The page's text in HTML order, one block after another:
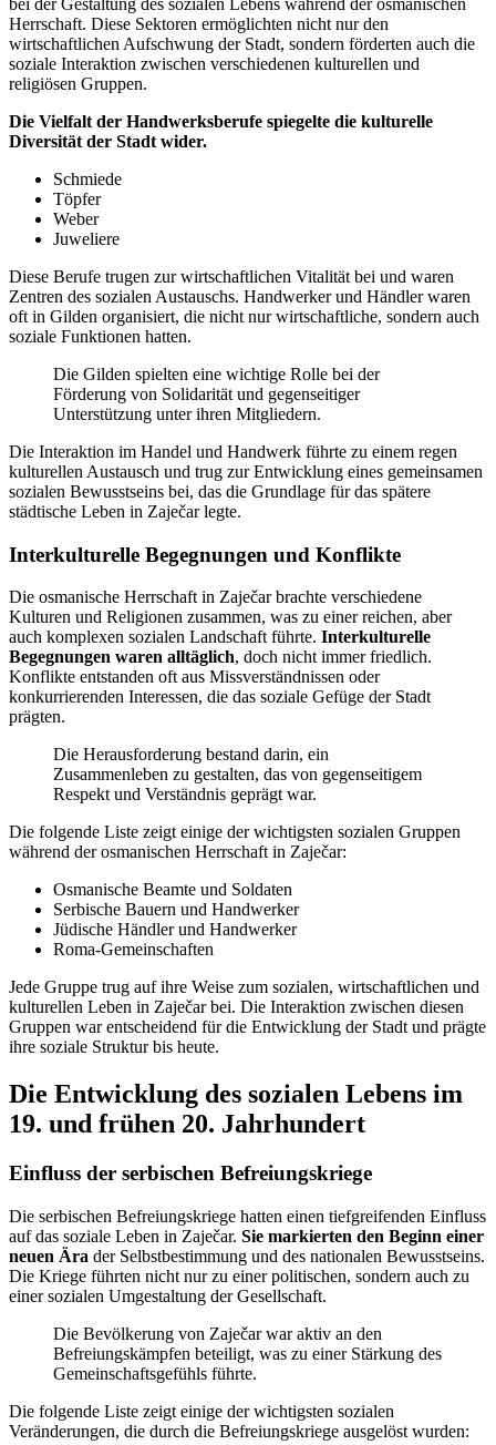
Herrschaft. Diese Sektoren ermöglichten nicht nur den
wirtschaftlichen Aufschwung der Stadt, sondern förderten auch die
soziale Interaktion zwischen verschiedenen kulturellen und
religiösen Gruppen.
Die Vielfalt der Handwerksberufe spiegelte die kulturelle
Diversität der Stadt wider.
Schmiede
Töpfer
Weber
Juweliere
Diese Berufe trugen zur wirtschaftlichen Vitalität bei und waren
Zentren des sozialen Austauschs. Handwerker und Händler waren
oft in Gilden organisiert, die nicht nur wirtschaftliche, sondern auch
soziale Funktionen hatten.
Die Gilden spielten eine wichtige Rolle bei der
Förderung von Solidarität und gegenseitiger
Unterstützung unter ihren Mitgliedern.
Die Interaktion im Handel und Handwerk führte zu einem regen
kulturellen Austausch und trug zur Entwicklung eines gemeinsamen
sozialen Bewusstseins bei, das die Grundlage für das spätere
städtische Leben in Zaječar legte.
Interkulturelle Begegnungen und Konflikte
Die osmanische Herrschaft in Zaječar brachte verschiedene
Kulturen und Religionen zusammen, was zu einer reichen, aber
auch komplexen sozialen Landschaft führte. Interkulturelle
Begegnungen waren alltäglich, doch nicht immer friedlich.
Konflikte entstanden oft aus Missverständnissen oder
konkurrierenden Interessen, die das soziale Gefüge der Stadt
prägten.
Die Herausforderung bestand darin, ein
Zusammenleben zu gestalten, das von gegenseitigem
Respekt und Verständnis geprägt war.
Die folgende Liste zeigt einige der wichtigsten sozialen Gruppen
während der osmanischen Herrschaft in Zaječar:
Osmanische Beamte und Soldaten
Serbische Bauern und Handwerker
Jüdische Händler und Handwerker
Roma-Gemeinschaften
Jede Gruppe trug auf ihre Weise zum sozialen, wirtschaftlichen und
kulturellen Leben in Zaječar bei. Die Interaktion zwischen diesen
Gruppen war entscheidend für die Entwicklung der Stadt und prägte
ihre soziale Struktur bis heute.
Die Entwicklung des sozialen Lebens im
19. und frühen 20. Jahrhundert
Einfluss der serbischen Befreiungskriege
Die serbischen Befreiungskriege hatten einen tiefgreifenden Einfluss
auf das soziale Leben in Zaječar. Sie markierten den Beginn einer
neuen Ära der Selbstbestimmung und des nationalen Bewusstseins.
Die Kriege führten nicht nur zu einer politischen, sondern auch zu
einer sozialen Umgestaltung der Gesellschaft.
Die Bevölkerung von Zaječar war aktiv an den
Befreiungskämpfen beteiligt, was zu einer Stärkung des
Gemeinschaftsgefühls führte.
Die folgende Liste zeigt einige der wichtigsten sozialen
Veränderungen, die durch die Befreiungskriege ausgelöst wurden: